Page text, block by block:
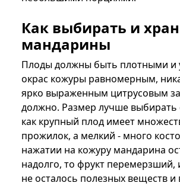
Как выбирать и
мандарины
Плоды должны быть плотными и
окрас кожуры равномерным,
ярко выраженным цитрусовым
должно. Размер лучше выбирать
как крупный плод имеет
прожилок, а мелкий - много
нажатии на кожуру мандарина
надолго, то фрукт перемерзший,
не осталось полезных веществ и